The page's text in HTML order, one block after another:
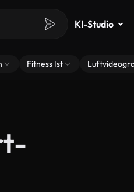
KI-Studio
Fitness Ist